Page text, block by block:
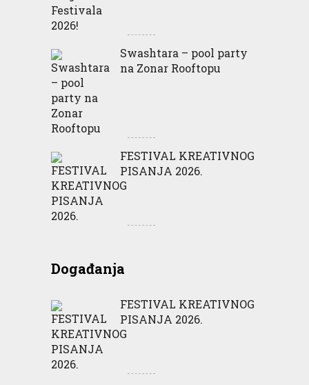
Swashtara – pool party
na Zonar Rooftopu
FESTIVAL KREATIVNOG
PISANJA 2026.
Događanja
FESTIVAL KREATIVNOG
PISANJA 2026.